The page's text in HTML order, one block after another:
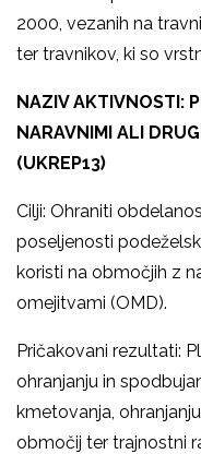
2000, vezanih na
ter travnikov, ki so
NAZIV AKTIVNOSTI:
NARAVNIMI ALI
(UKREP13)
Cilji: Ohraniti
poseljenosti
koristi na območjih z
omejitvami (OMD).
Pričakovani rezultati:
ohranjanju in
kmetovanja,
območij ter trajnostni